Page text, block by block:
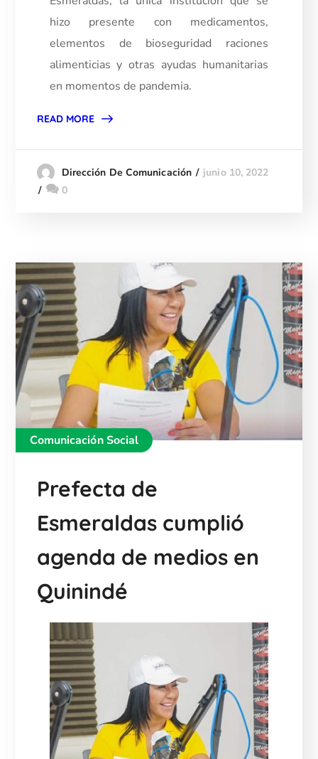
hizo presente con medicamentos,
elementos de bioseguridad raciones
alimenticias y otras ayudas humanitarias
en momentos de pandemia.
READ MORE
Dirección De Comunicación
junio 10, 2022
0
Comunicación Social
Prefecta de
Esmeraldas cumplió
agenda de medios en
Quinindé